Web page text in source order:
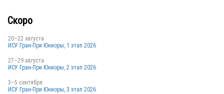
SWE
SWE
Скоро
20–22 августа
ИСУ Гран-При Юниоры, 1 этап 2026
27–29 августа
ИСУ Гран-При Юниоры, 2 этап 2026
3–5 сентября
ИСУ Гран-При Юниоры, 3 этап 2026